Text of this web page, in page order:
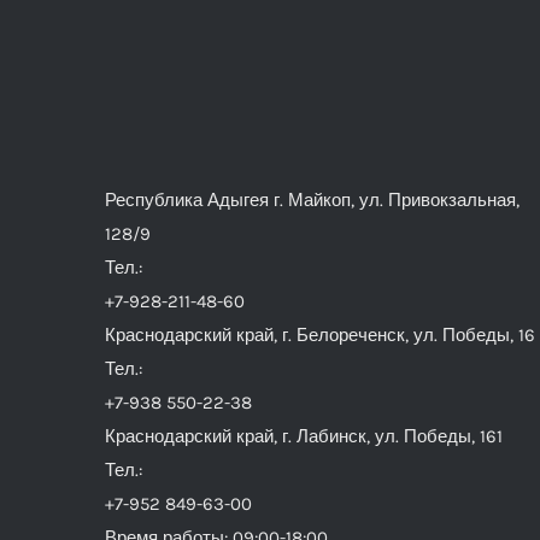
Республика Адыгея г. Майкоп, ул. Привокзальная,
128/9
Тел.:
+7-928-211-48-60
Краснодарский край, г. Белореченск, ул. Победы, 16
Тел.:
+7-938 550-22-38
Краснодарский край, г. Лабинск, ул. Победы, 161
Тел.:
+7-952 849-63-00